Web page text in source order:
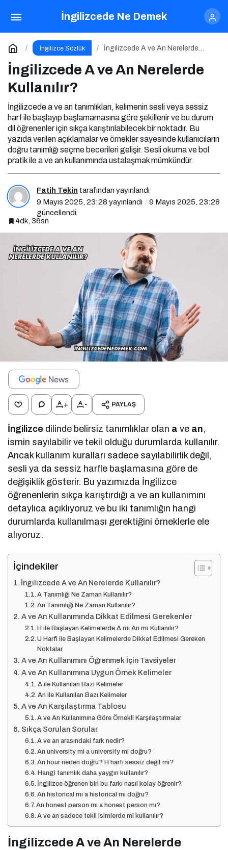
İngilizcede Ne Demek
İngilizce Sözlük
İngilizcede A ve An Nerelerde
İngilizcede A ve An Nerelerde
Kullanılır?
İngilizcede a ve an tanımlıkları, kelimenin sesli veya sessiz
harf ile başlayıp başlamamasına göre şekillenir ve bu durum
dil öğrenenler için sıkça karıştırılabilecek bir noktadır. Bu
yazıda verilen açıklamalar ve örnekler sayesinde kullanıcıların
doğru tanımlığı seçme becerileri gelişir. Sesli okuma ve bol
pratik ile a ve an kullanımında ustalaşmak mümkündür.
Fatih Tekin tarafından yayınlandı
9 Mayıs 2025, 23:28 yayınlandı
9 Mayıs 2025, 23:28
güncellendi
4dk, 36sn
+ - PAYLAŞ
İngilizce dilinde belirsiz tanımlıklar olan a ve an,
ismin sayılabilir ve tekil olduğu durumlarda kullanılır.
Ancak kullanım kuralları sadece sayılabilirlik değil,
sesli ya da sessiz harfle başlamasına göre de
değişiklik gösterir. Bu yazımızda İngilizce
öğrenenlerin sıkça karıştırdığı a ve an kullanımını
detaylıca açıklıyoruz ve bu iki tanımlığın hangi
durumlarda kullanılması gerektiğini örneklerle ele
alıyoruz.
İçindekiler
İngilizcede A ve An Nerelerde Kullanılır?
A Tanımlığı Ne Zaman Kullanılır?
An Tanımlığı Ne Zaman Kullanılır?
A ve An Kullanımında Dikkat Edilmesi Gerekenler
H ile Başlayan Kelimelerde A mı An mı Kullanılır?
U Harfi ile Başlayan Kelimelerde Dikkat Edilmesi Gereken
Noktalar
A ve An Kullanımını Öğrenmek İçin Tavsiyeler
A ve An Kullanımına Uygun Örnek Kelimeler
A ile Kullanılan Bazı Kelimeler
An ile Kullanılan Bazı Kelimeler
A ve An Karşılaştırma Tablosu
A ve An Kullanımına Göre Örnekli Karşılaştırmalar
Sıkça Sorulan Sorular
A ve an arasındaki fark nedir?
An university mi a university mi doğru?
An hour neden doğru? H harfi sessiz değil mi?
Hangi tanımlık daha yaygın kullanılır?
İngilizce öğrenen biri bu farkı nasıl kolay öğrenir?
An historical mı a historical mı doğru?
An honest person mı a honest person mı?
A ve an sadece tekil isimlerde mi kullanılır?
İngilizcede A ve An Nerelerde
İngilizcede A ve An Nerelerde Kullanılır?
Yorum Yap